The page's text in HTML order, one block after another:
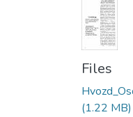
Files
(1.22 MB)